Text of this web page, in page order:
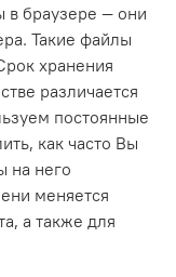
в браузере — они
Такие файлы
хранения
различается
постоянные
как часто Вы
на него
меняется
а также для